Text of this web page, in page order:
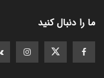
ما را دنبال کنید